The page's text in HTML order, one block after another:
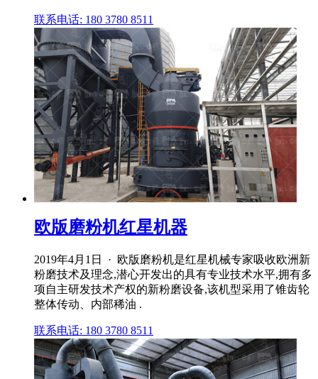
联系电话: 180 3780 8511
欧版磨粉机红星机器
2019年4月1日 · 欧版磨粉机是红星机械专家吸收欧洲新
粉磨技术及理念,潜心开发出的具有专业技术水平,拥有多
项自主研发技术产权的新粉磨设备,该机型采用了锥齿轮
整体传动、内部稀油 .
联系电话: 180 3780 8511